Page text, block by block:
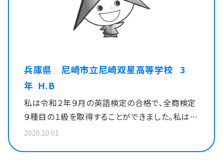
格への大きな支えとなりました。珠算検定におい
ては、全く経験も知識もない状態からのスタート
でしたが、基礎から先生が丁寧に指導をしてくだ
から、全科目合格を目標に据えることを決心でき
ずにいたときも、先生方が背中を押してくださった
ため、最後まで諦めずに取り組むことができたの
だと思います。 以前、長崎県内で初めて２年時
での９種目１級合格を達成された先輩の背中を追
２，３年生の時に同じクラスになった友達が誰より
も検定試験を頑張っていて、真剣に取り組んでい
る姿がとてもかっこよく、私も負けずに頑張りたい
ました。 私が検定を取得するのに特に苦労した
のは英語検定です。2年生の9月に取得を目指し夏
休みから勉強を始めました。夏休みの初めに解い
た過去問では40点と合格点には程遠く、夏休みは
毎日朝と夜、英単語をするようにしていました。し
兵庫県 尼崎市立尼崎双星高等学校 3
年 H.B
私は令和２年９月の英語検定の合格で、全商検定
９種目の１級を取得することができました。私は、
入学当初から９冠をとることを目標にしていたの
2020.10.01